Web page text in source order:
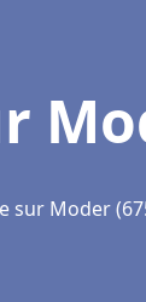
sur Moder